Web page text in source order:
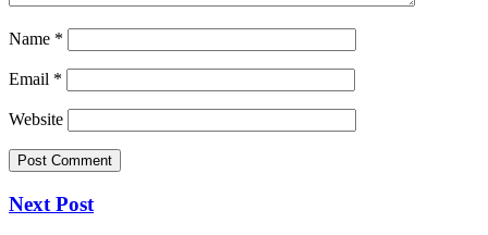
Name *
Email *
Website
Next Post